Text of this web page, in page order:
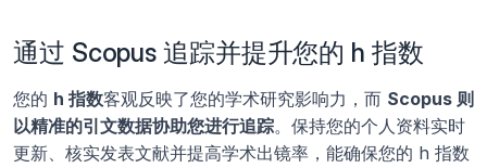
通过 Scopus 追踪并提升您的 h 指数
您的 h 指数客观反映了您的学术研究影响力，而 Scopus 则
以精准的引文数据协助您进行追踪。保持您的个人资料实时
更新、核实发表文献并提高学术出镜率，能确保您的 h 指数